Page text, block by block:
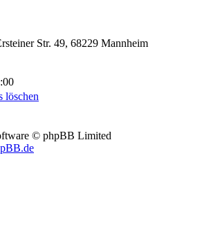
Str. 49, 68229 Mannheim
löschen
© phpBB Limited